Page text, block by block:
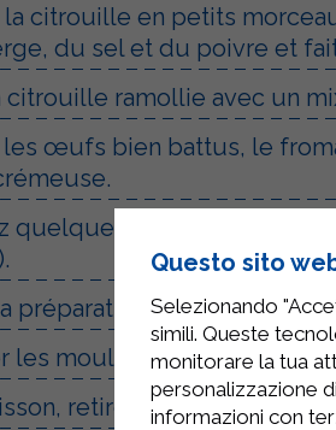
citrouille en petits
du sel et du poivre et
citrouille ramollie avec un
œufs bien battus, le
quelques tranches de
préparation dans les
les moules sur une plaque
retirez du four et
Questo sito
Selezionando
simili. Queste
monitorare la tua
personalizzazione
informazioni con